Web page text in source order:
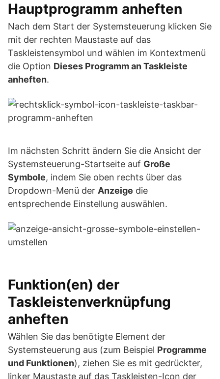
Hauptprogramm anheften
Nach dem Start der Systemsteuerung klicken Sie
mit der rechten Maustaste auf das
Taskleistensymbol und wählen im Kontextmenü
die Option Dieses Programm an Taskleiste
anheften.
Im nächsten Schritt ändern Sie die Ansicht der
Systemsteuerung-Startseite auf Große
Symbole, indem Sie oben rechts über das
Dropdown-Menü der Anzeige die
entsprechende Einstellung auswählen.
Funktion(en) der
Taskleistenverknüpfung
anheften
Wählen Sie das benötigte Element der
Systemsteuerung aus (zum Beispiel Programme
und Funktionen), ziehen Sie es mit gedrückter,
linker Maustaste auf das Taskleisten-Icon der